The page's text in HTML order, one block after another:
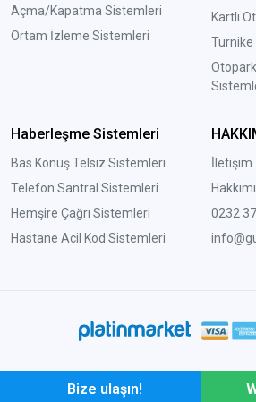
Açma/Kapatma Sistemleri
Ortam İzleme Sistemleri
Kartlı
Turnike
Haberleşme Sistemleri
Bas Konuş Telsiz Sistemleri
Telefon Santral Sistemleri
Hemşire Çağrı Sistemleri
Hastane Acil Kod Sistemleri
İletişim
0232
Bize ulaşın!